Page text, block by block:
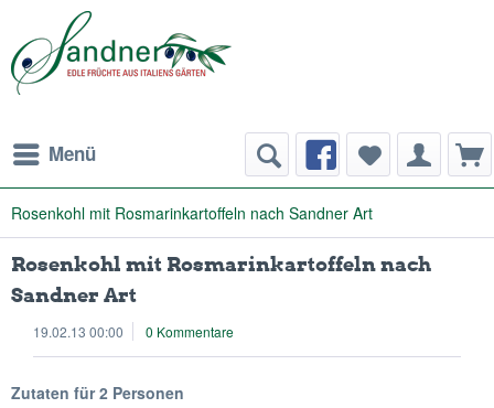
Menü
Rosenkohl mit Rosmarinkartoffeln nach Sandner Art
Rosenkohl mit Rosmarinkartoffeln nach
Sandner Art
19.02.13 00:00 0 Kommentare
Zutaten für 2 Personen